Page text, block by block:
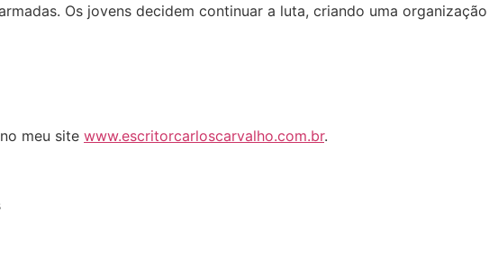
Os jovens decidem continuar a luta, criando uma
meu site www.escritorcarloscarvalho.com.br.